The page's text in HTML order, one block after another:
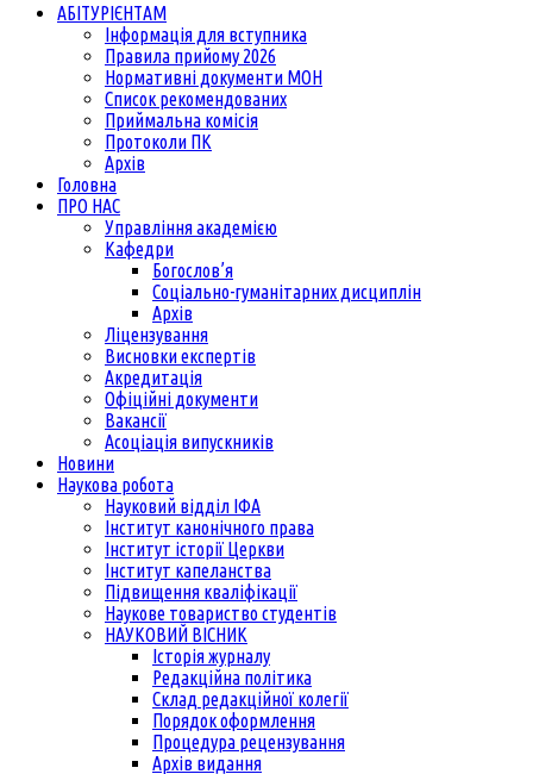
АБІТУРІЄНТАМ
Інформація для вступника
Правила прийому 2026
Нормативні документи МОН
Список рекомендованих
Приймальна комісія
Протоколи ПК
Архів
Головна
ПРО НАС
Управління академією
Кафедри
Богослов’я
Соціально-гуманітарних дисциплін
Архів
Ліцензування
Висновки експертів
Акредитація
Офіційні документи
Вакансії
Асоціація випускників
Новини
Наукова робота
Науковий відділ ІФА
Інститут канонічного права
Інститут історії Церкви
Інститут капеланства
Підвищення кваліфікації
Наукове товариство студентів
НАУКОВИЙ ВІСНИК
Історія журналу
Редакційна політика
Склад редакційної колегії
Порядок оформлення
Процедура рецензування
Архів видання